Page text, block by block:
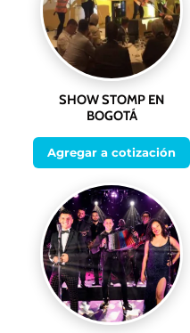
SHOW STOMP EN
BOGOTÁ
Agregar a cotización